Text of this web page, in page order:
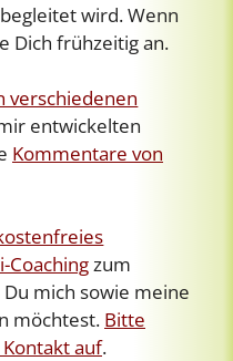
wird. Wenn
Dich frühzeitig an.
verschiedenen
entwickelten
Kommentare von
Coachingzum
mich sowie meine
möchtest. Bitte
auf.